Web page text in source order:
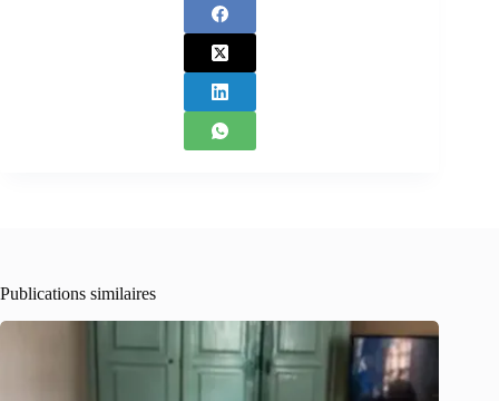
Publications similaires